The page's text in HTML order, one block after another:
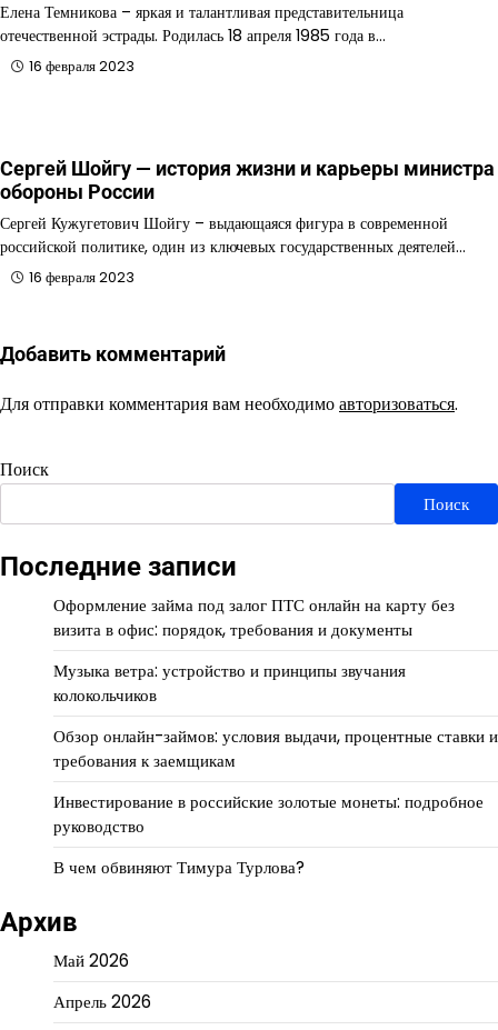
Елена Темникова – яркая и талантливая представительница
отечественной эстрады. Родилась 18 апреля 1985 года в…
16 февраля 2023
Сергей Шойгу — история жизни и карьеры министра
обороны России
Сергей Кужугетович Шойгу – выдающаяся фигура в современной
российской политике, один из ключевых государственных деятелей…
16 февраля 2023
Добавить комментарий
Для отправки комментария вам необходимоавторизоваться.
Поиск
Поиск
Последние записи
Оформление займа под залог ПТС онлайн на карту без
визита в офис: порядок, требования и документы
Музыка ветра: устройство и принципы звучания
колокольчиков
Обзор онлайн-займов: условия выдачи, процентные ставки и
требования к заемщикам
Инвестирование в российские золотые монеты: подробное
руководство
В чем обвиняют Тимура Турлова?
Архив
Май 2026
Апрель 2026